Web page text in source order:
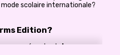
scolaire internationale?
Edition?
représentant
des